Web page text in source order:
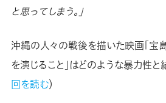
と思ってしまう。」
沖縄の人々の戦後を描いた映画「宝
を演じること」はどのような暴力性と
回を読む）